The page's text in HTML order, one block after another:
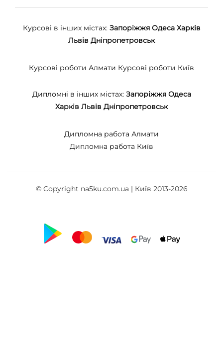
Курсові в інших містах: Запоріжжя Одеса Харків
Львів Дніпропетровськ
Курсові роботи Алмати Курсові роботи Київ
Дипломні в інших містах: Запоріжжя Одеса
Харків Львів Дніпропетровськ
Дипломна работа Алмати
Дипломна работа Київ
© Copyright na5ku.com.ua | Київ 2013-2026